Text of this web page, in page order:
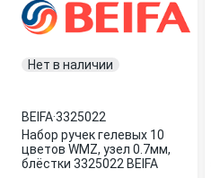
Нет в наличии
BEIFA·3325022
Набор ручек гелевых 10
цветов WMZ, узел 0.7мм,
блёстки 3325022 BEIFA